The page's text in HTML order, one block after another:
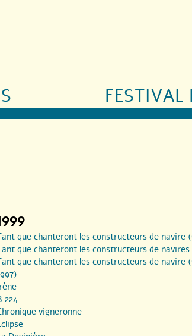
FESTIVAL
que chanteront les constructeurs de navire
que chanteront les constructeurs de
que chanteront les constructeurs de navire
224
vigneronne